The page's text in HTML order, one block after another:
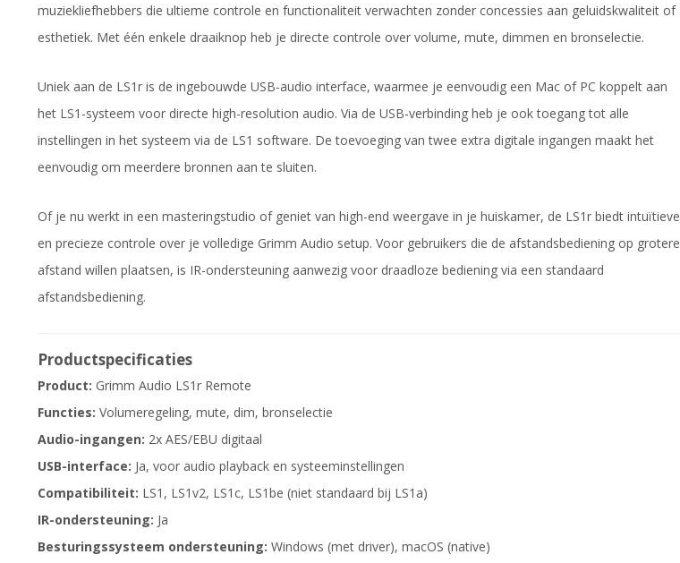
muziekliefhebbers die ultieme controle en functionaliteit verwachten zonder concessies aan geluidskwaliteit of
esthetiek. Met één enkele draaiknop heb je directe controle over volume, mute, dimmen en bronselectie.
Uniek aan de LS1r is de ingebouwde USB-audio interface, waarmee je eenvoudig een Mac of PC koppelt aan
het LS1-systeem voor directe high-resolution audio. Via de USB-verbinding heb je ook toegang tot alle
instellingen in het systeem via de LS1 software. De toevoeging van twee extra digitale ingangen maakt het
eenvoudig om meerdere bronnen aan te sluiten.
Of je nu werkt in een masteringstudio of geniet van high-end weergave in je huiskamer, de LS1r biedt intuïtieve
en precieze controle over je volledige Grimm Audio setup. Voor gebruikers die de afstandsbediening op grotere
afstand willen plaatsen, is IR-ondersteuning aanwezig voor draadloze bediening via een standaard
afstandsbediening.
Productspecificaties
Product: Grimm Audio LS1r Remote
Functies: Volumeregeling, mute, dim, bronselectie
Audio-ingangen: 2x AES/EBU digitaal
USB-interface: Ja, voor audio playback en systeeminstellingen
Compatibiliteit: LS1, LS1v2, LS1c, LS1be (niet standaard bij LS1a)
IR-ondersteuning: Ja
Besturingssysteem ondersteuning: Windows (met driver), macOS (native)